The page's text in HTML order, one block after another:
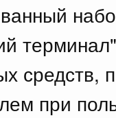
средств,
при